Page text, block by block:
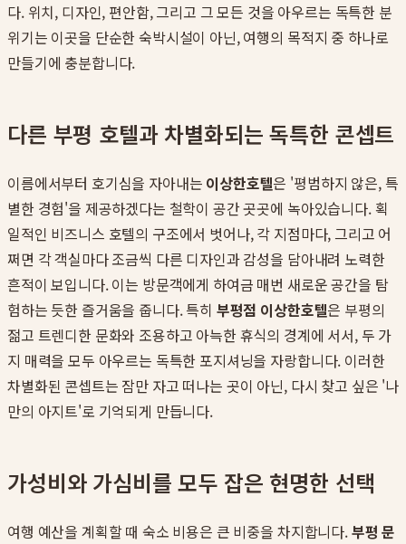
다. 위치, 디자인, 편안함, 그리고 그 모든 것을 아우르는 독특한 분
위기는 이곳을 단순한 숙박시설이 아닌, 여행의 목적지 중 하나로
만들기에 충분합니다.
다른 부평 호텔과 차별화되는 독특한 콘셉트
이름에서부터 호기심을 자아내는 이상한호텔은 '평범하지 않은, 특
별한 경험'을 제공하겠다는 철학이 공간 곳곳에 녹아있습니다. 획
일적인 비즈니스 호텔의 구조에서 벗어나, 각 지점마다, 그리고 어
쩌면 각 객실마다 조금씩 다른 디자인과 감성을 담아내려 노력한
흔적이 보입니다. 이는 방문객에게 하여금 매번 새로운 공간을 탐
험하는 듯한 즐거움을 줍니다. 특히 부평점 이상한호텔은 부평의
젊고 트렌디한 문화와 조용하고 아늑한 휴식의 경계에 서서, 두 가
지 매력을 모두 아우르는 독특한 포지셔닝을 자랑합니다. 이러한
차별화된 콘셉트는 잠만 자고 떠나는 곳이 아닌, 다시 찾고 싶은 '나
만의 아지트'로 기억되게 만듭니다.
가성비와 가심비를 모두 잡은 현명한 선택
여행 예산을 계획할 때 숙소 비용은 큰 비중을 차지합니다.부평 문